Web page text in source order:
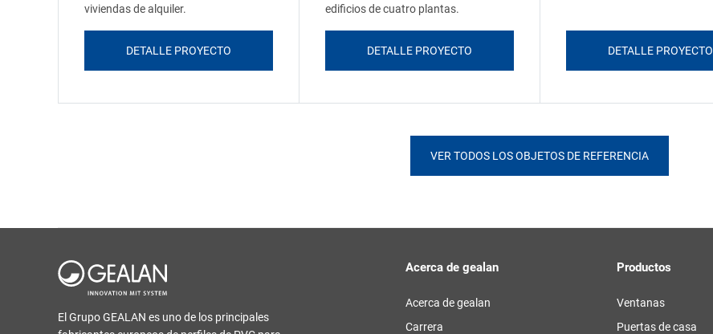
viviendas de alquiler.
DETALLE PROYECTO
edificios de cuatro plantas.
DETALLE PROYECTO DETALLE PROYECTO
VER TODOS LOS OBJETOS DE REFERENCIA
El Grupo GEALAN es uno de los principales
Acerca de gealan
Acerca de gealan
Carrera
Productos
Ventanas
Puertas de casa